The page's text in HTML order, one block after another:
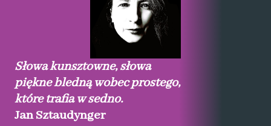
Słowa kunsztowne, słowa
piękne bledną wobec prostego,
które trafia w sedno.
Jan Sztaudynger